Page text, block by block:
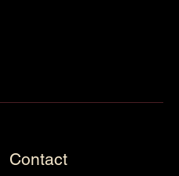
Contact